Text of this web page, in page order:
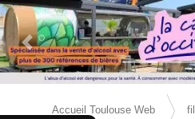
× ACCUEIL
Previous Slide
Accueil Toulouse Web